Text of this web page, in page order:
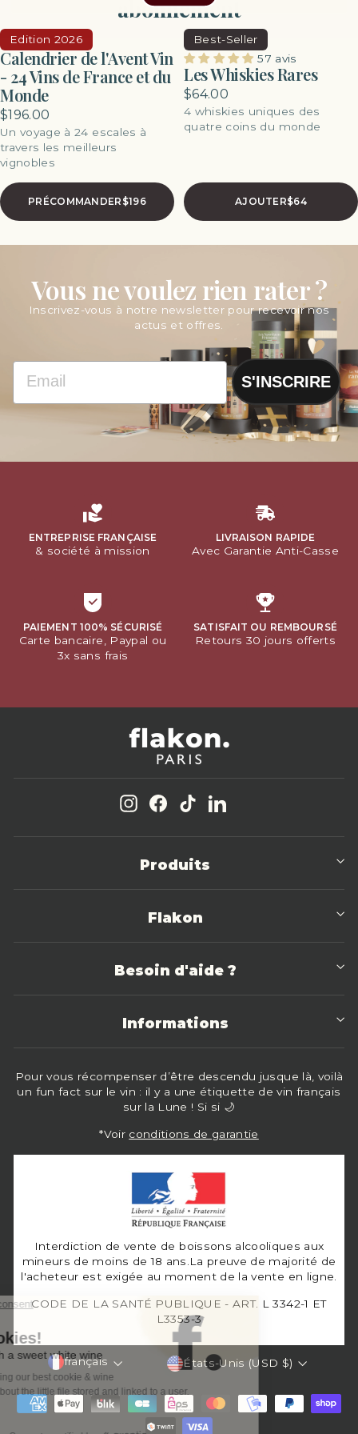
abonnement
Edition 2026
Calendrier de l'Avent Vin
- 24 Vins de France et du
Monde
$196.00
Un voyage à 24 escales à
travers les meilleurs
vignobles
PRÉCOMMANDER $196
Best-Seller
57 avis
Les Whiskies Rares
$64.00
4 whiskies uniques des
quatre coins du monde
AJOUTER$64
Vous ne voulez rien rater ?
Inscrivez-vous à notre newsletter pour recevoir nos
actus et offres.
EMAIL
S'INSCRIRE
ENTREPRISE FRANÇAISE
& société à mission
LIVRAISON RAPIDE
Avec Garantie Anti-Casse
PAIEMENT 100% SÉCURISÉ
Carte bancaire, Paypal ou
3x sans frais
SATISFAIT OU REMBOURSÉ
Retours 30 jours offerts
InstagramFacebook
TikTok
Produits
Flakon
Besoin d'aide ?
Informations
Pour vous récompenser d’être descendu jusque là, voilà
un fun fact sur le vin : il y a une étiquette de vin français
sur la Lune ! Si si 🌙
*Voir conditions de garantie
Interdiction de vente de boissons alcooliques aux
mineurs de moins de 18 ans.La preuve de majorité de
l'acheteur est exigée au moment de la vente en ligne.
CODE DE LA SANTÉ PUBLIQUE - ART. L 3342-1 ET
L3353-3
Langue
français Devise États-Unis (USD $)